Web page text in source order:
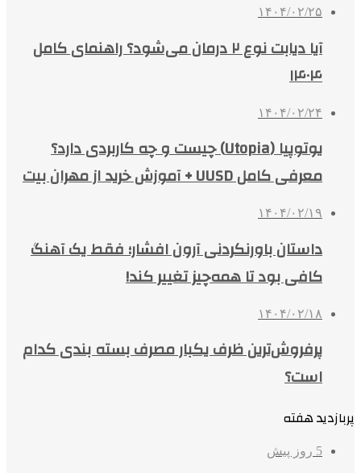
۱۴۰۴/۰۲/۲۵
آیا دیابت نوع ۲ درمان می‌شود؟ راهنمای کامل
۱۴۰۴
۱۴۰۴/۰۲/۲۴
یوتوپیا (Utopia) چیست و چه کاربردی دارد؟
معرفی کامل UUSD + آموزش خرید از مهران بیت
۱۴۰۴/۰۲/۱۹
داستان باورنکردنی آرون افشار؛ فقط یک آهنگ
کافی بود تا همه‌چیز تغییر کند!
۱۴۰۴/۰۲/۱۸
پرفروش‌ترین ظرف یکبار مصرف بسته بندی کدام
است؟
پربازدید هفته
5 روز پیش